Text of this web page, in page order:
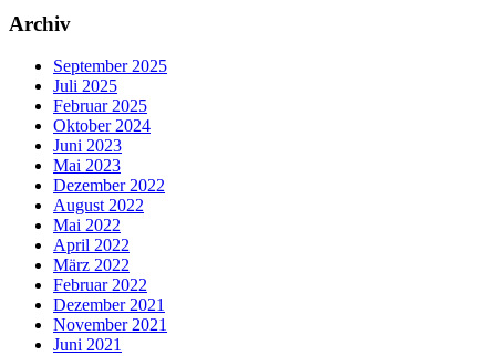
Archiv
September 2025
Juli 2025
Februar 2025
Oktober 2024
Juni 2023
Mai 2023
Dezember 2022
August 2022
Mai 2022
April 2022
März 2022
Februar 2022
Dezember 2021
November 2021
Juni 2021